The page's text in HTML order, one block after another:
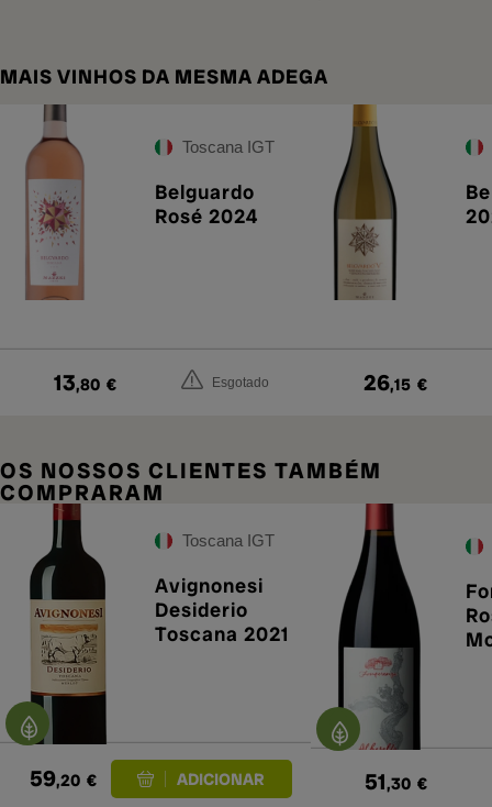
MAIS VINHOS DA MESMA ADEGA
Toscana IGT
Belguardo
Rosé 2024
13,80 € Esgotado 26,15 €
OS NOSSOS CLIENTES TAMBÉM
COMPRARAM
Toscana IGT
Avignonesi
Desiderio
Toscana 2021
59,20 € 51,30 €